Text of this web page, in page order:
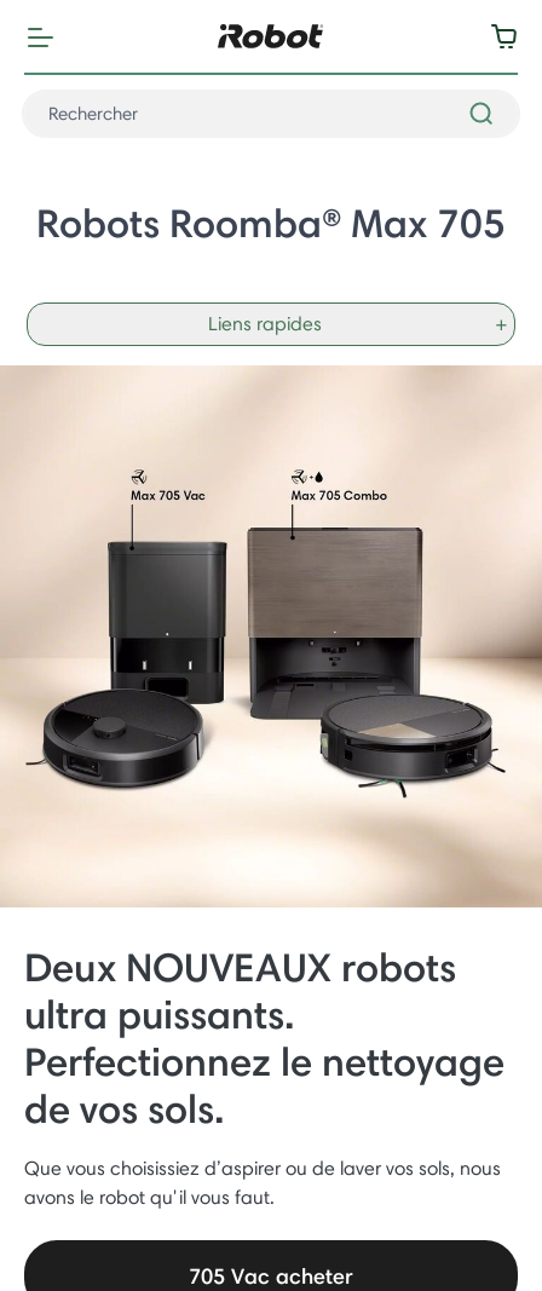
Robots Roomba® Max 705
Liens rapides +
Deux NOUVEAUX robots
ultra puissants.
Perfectionnez le nettoyage
de vos sols.
Que vous choisissiez d’aspirer ou de laver vos sols, nous
avons le robot qu'il vous faut.
705 Vac acheter